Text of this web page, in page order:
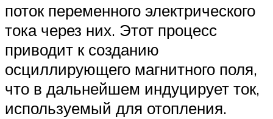
поток переменного электрического
тока через них. Этот процесс
приводит к созданию
осциллирующего магнитного поля,
что в дальнейшем индуцирует ток,
используемый для отопления.